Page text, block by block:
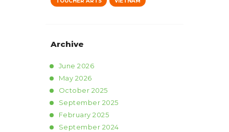
Archive
June2026
May 2026
October 2025
September 2025
February2025
September 2024